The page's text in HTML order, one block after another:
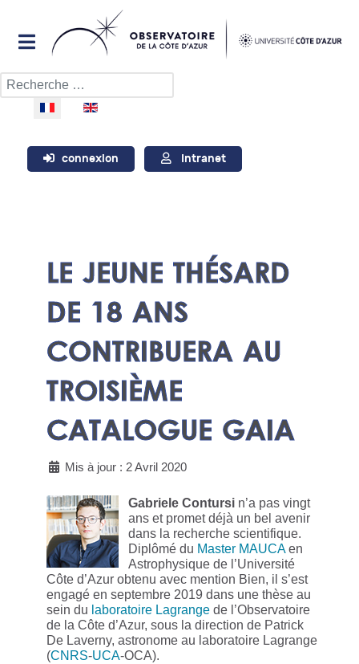
Rechercher
Sélectionnez votre langue
connexion Intranet
LE JEUNE THÉSARD
DE 18 ANS
CONTRIBUERA AU
TROISIÈME
CATALOGUE GAIA
Mis à jour : 2 Avril 2020
Gabriele Contursi n’a pas vingt
ans et promet déjà un bel avenir
dans la recherche scientifique.
Diplômé du Master MAUCAen
Astrophysique de l’Université
Côte d’Azur obtenu avec mention Bien, il s’est
engagé en septembre 2019 dans une thèse au
sein du laboratoire Lagrange de l’Observatoire
de la Côte d’Azur, sous la direction de Patrick
De Laverny, astronome au laboratoire Lagrange
(CNRS-UCA-OCA).